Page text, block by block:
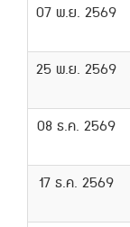
07 พ.ย. 2569
25 พ.ย. 2569
08 ธ.ค. 2569
17 ธ.ค. 2569